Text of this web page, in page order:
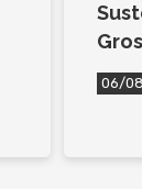
06/